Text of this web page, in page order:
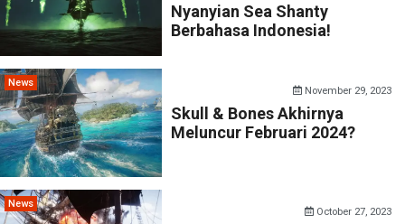
Nyanyian Sea Shanty
Berbahasa Indonesia!
News
November 29, 2023
Skull & Bones Akhirnya
Meluncur Februari 2024?
News
October 27, 2023